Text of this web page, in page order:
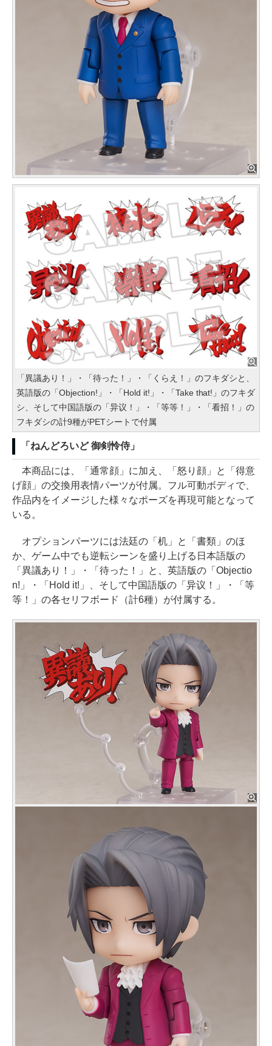
「異議あり！」・「待った！」・「くらえ！」のフキダシと、
英語版の「Objection!」・「Hold it!」・「Take that!」のフキダ
シ、そして中国語版の「异议！」・「等等！」・「看招！」の
フキダシの計9種がPETシートで付属
「ねんどろいど 御剣怜侍」
本商品には、「通常顔」に加え、「怒り顔」と「得意
げ顔」の交換用表情パーツが付属。フル可動ボディで、
作品内をイメージした様々なポーズを再現可能となって
いる。
オプションパーツには法廷の「机」と「書類」のほ
か、ゲーム中でも逆転シーンを盛り上げる日本語版の
「異議あり！」・「待った！」と、英語版の「Objectio
n!」・「Hold it!」、そして中国語版の「异议！」・「等
等！」の各セリフボード（計6種）が付属する。